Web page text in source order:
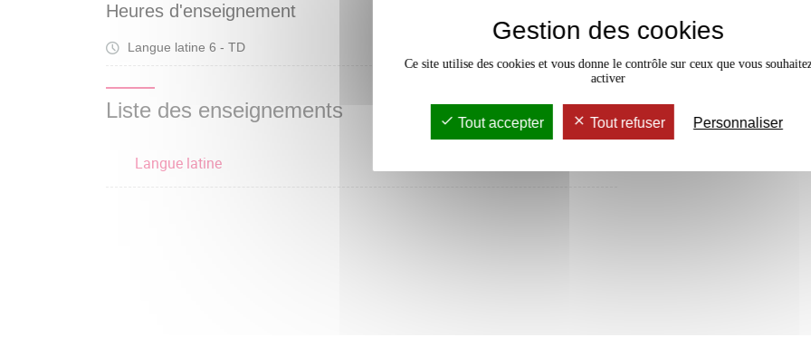
Heures d'enseignement
Langue latine 6 - TD
Liste des enseignements
Langue latine
Gestion des cookies
Ce site utilise des cookies et vous donne le contrôle sur ceux que vous
activer
Tout accepter Tout refuser Personnaliser